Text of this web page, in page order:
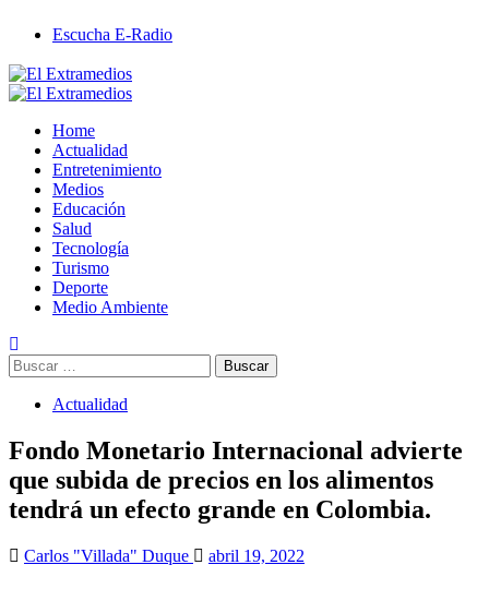
contenido
Escucha E-Radio
Primary
Home
Actualidad
Entretenimiento
Medios
Educación
Salud
Tecnología
Turismo
Deporte
Medio Ambiente
Buscar:
Actualidad
Fondo Monetario Internacional advierte
que subida de precios en los alimentos
tendrá un efecto grande en Colombia.
Carlos "Villada" Duque abril 19, 2022